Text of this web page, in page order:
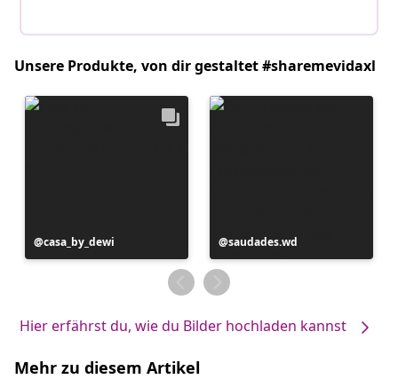
Unsere Produkte, von dir gestaltet #sharemevidaxl
Beitrag
veröffentlicht
casa_by_dewi
Beitrag
veröffentlicht
von
saudades.wd
Hier erfährst du, wie du Bilder hochladen kannst
Mehr zu diesem Artikel